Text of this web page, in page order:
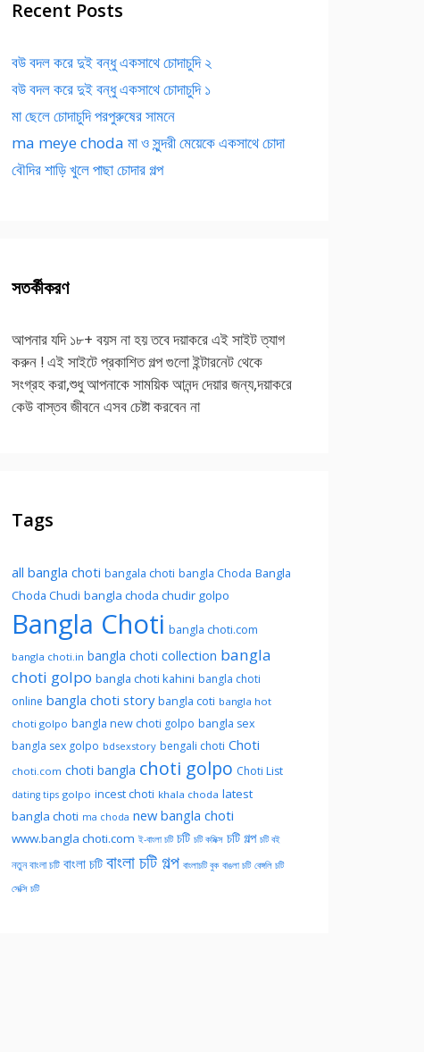
Recent Posts
বউ বদল করে দুই বন্ধু একসাথে চোদাচুদি ২
বউ বদল করে দুই বন্ধু একসাথে চোদাচুদি ১
মা ছেলে চোদাচুদি পরপুরুষের সামনে
ma meye choda মা ও সুন্দরী মেয়েকে একসাথে চোদা
বৌদির শাড়ি খুলে পাছা চোদার গল্প
সতর্কীকরণ
আপনার যদি ১৮+ বয়স না হয় তবে দয়াকরে এই সাইট ত্যাগ
করুন ! এই সাইটে প্রকাশিত গল্প গুলো ইন্টারনেট থেকে
সংগ্রহ করা,শুধু আপনাকে সাময়িক আনন্দ দেয়ার জন্য,দয়াকরে
কেউ বাস্তব জীবনে এসব চেষ্টা করবেন না
Tags
all bangla choti bangala choti bangla Choda Bangla
Choda Chudi bangla choda chudir golpo
Bangla Choti bangla choti.com
bangla choti.in bangla choti collection bangla
choti golpo bangla choti kahini bangla choti
online bangla choti story bangla coti bangla hot
choti golpo bangla new choti golpo bangla sex
bangla sex golpo bdsexstory bengali choti Choti
choti.com choti bangla choti golpo Choti List
dating tips golpo incest choti khala choda latest
bangla choti ma choda new bangla choti
www.bangla choti.com ই-বাংলা চটি চটি চটি কমিক্স চটি গল্প চটি বই
নতুন বাংলা চটি বাংলা চটি বাংলা চটি গল্প বাংলাচটি বুক বাঙলা চটি বেঙ্গলি চটি
সেক্সি চটি